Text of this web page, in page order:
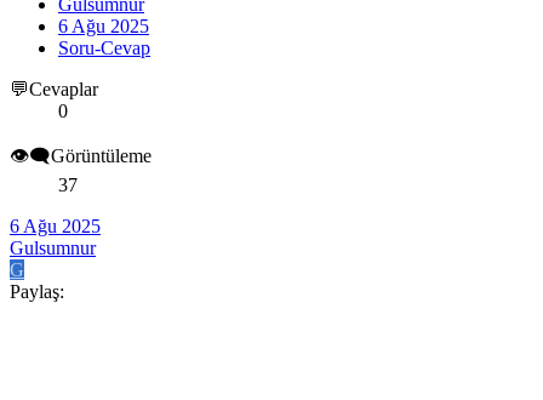
6 Ağu 2025
Soru-Cevap
💬Cevaplar
0
👁️‍🗨️Görüntüleme
37
6 Ağu 2025
Gulsumnur
G
Paylaş: